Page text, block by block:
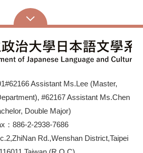
Assistant Ms.Lee (Master,
#62167 Assistant Ms.Chen
Double Major)
：886-2-2938-7686
Rd.,Wenshan District,Taipei